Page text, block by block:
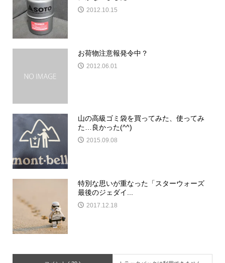
2012.10.15
お荷物注意報発令中？
2012.06.01
山の高級ゴミ袋を買ってみた、使ってみ
た…良かった(^^)
2015.09.08
特別な思いが重なった「スターウォーズ
最後のジェダイ...
2017.12.18